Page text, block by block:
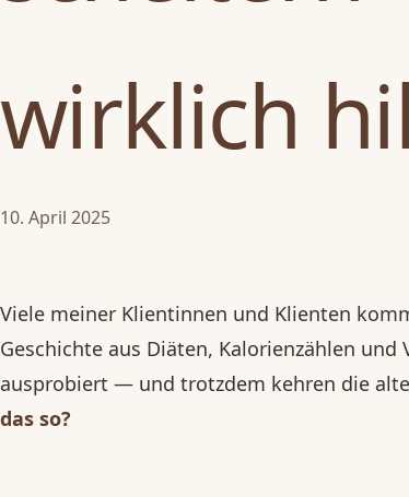
wirklich
10. April 2025
Viele meiner Klientinnen und Klienten
Geschichte aus Diäten, Kalorienzählen und
ausprobiert — und trotzdem kehren die
das so?